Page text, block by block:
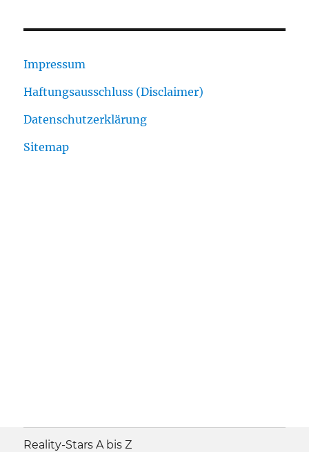
Impressum
Haftungsausschluss (Disclaimer)
Datenschutzerklärung
Sitemap
Reality-Stars A bis Z